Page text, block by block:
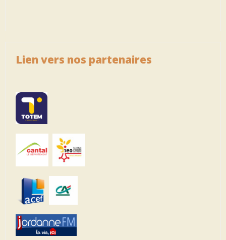
Lien vers nos partenaires